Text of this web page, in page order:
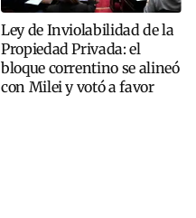
Ley de Inviolabilidad de la
Propiedad Privada: el
bloque correntino se alineó
con Milei y votó a favor